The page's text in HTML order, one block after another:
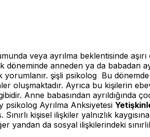
veya ayrılma beklentisinde
anneden ya da babadan
yorumlanır. şişli psikolog Bu
oluşmaktadır. Ayrıca bu kişilerin
Anne babasından
psikolog Ayrılma Anksiyetesi
Sınırlı kişisel ilişkiler yalnızlık
yandan da sosyal ilişkilerindeki